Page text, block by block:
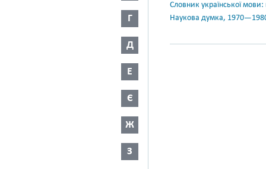
Г
Д
Е
Є
Ж
З
Словник української
Наукова думка,